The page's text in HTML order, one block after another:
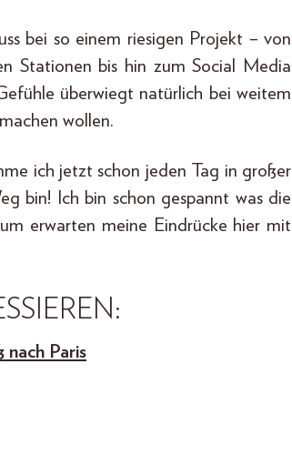
bei so einem riesigen Projekt – von
Stationen bis hin zum Social Media
überwiegt natürlich bei weitem
wollen.
ich jetzt schon jeden Tag in großer
bin! Ich bin schon gespannt was die
erwarten meine Eindrücke hier mit
Paris